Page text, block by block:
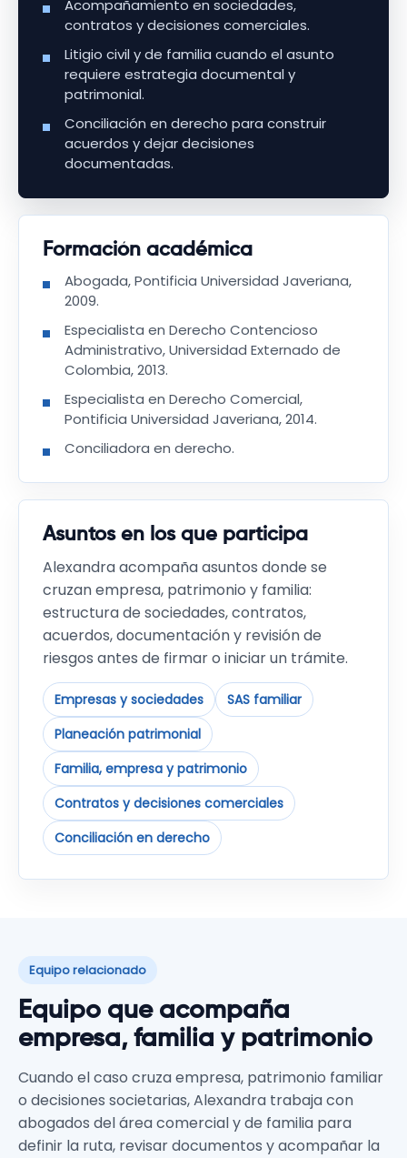
Acompañamiento en sociedades,
contratos y decisiones comerciales.
Litigio civil y de familia cuando el asunto
requiere estrategia documental y
patrimonial.
Conciliación en derecho para construir
acuerdos y dejar decisiones
documentadas.
Formación académica
Abogada, Pontificia Universidad Javeriana,
2009.
Especialista en Derecho Contencioso
Administrativo, Universidad Externado de
Colombia, 2013.
Especialista en Derecho Comercial,
Pontificia Universidad Javeriana, 2014.
Conciliadora en derecho.
Asuntos en los que participa
Alexandra acompaña asuntos donde se
cruzan empresa, patrimonio y familia:
estructura de sociedades, contratos,
acuerdos, documentación y revisión de
riesgos antes de firmar o iniciar un trámite.
Empresas y sociedades
SAS familiar
Planeación patrimonial
Familia, empresa y patrimonio
Contratos y decisiones comerciales
Conciliación en derecho
Equipo relacionado
Equipo que acompaña
empresa, familia y patrimonio
Cuando el caso cruza empresa, patrimonio familiar
o decisiones societarias, Alexandra trabaja con
abogados del área comercial y de familia para
definir la ruta, revisar documentos y acompañar la